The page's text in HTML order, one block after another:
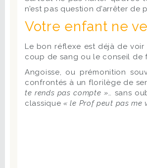
n’est pas question d’arrêter de
Votre enfant ne
Le bon réflexe est déjà de
coup de sang ou le conseil de
Angoisse, ou prémonition
confrontés à un florilège de
te rends pas compte »… sans
classique «le Prof peut pas me